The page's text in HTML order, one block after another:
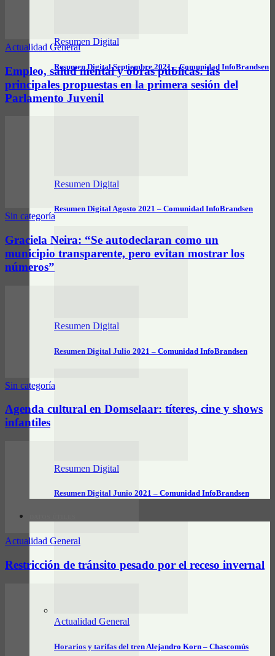
Resumen Digital
Resumen Digital Septiembre 2021 – Comunidad InfoBrandsen
Resumen Digital
Resumen Digital Agosto 2021 – Comunidad InfoBrandsen
Resumen Digital
Resumen Digital Julio 2021 – Comunidad InfoBrandsen
Resumen Digital
Resumen Digital Junio 2021 – Comunidad InfoBrandsen
Actualidad General
Horarios y tarifas del tren Alejandro Korn – Chascomús
Actualidad General
Empleo, salud mental y obras públicas: las
principales propuestas en la primera sesión del
Parlamento Juvenil
Sin categoría
Graciela Neira: “Se autodeclaran como un
municipio transparente, pero evitan mostrar los
números”
Sin categoría
Agenda cultural en Domselaar: títeres, cine y shows
infantiles
Actualidad General
Restricción de tránsito pesado por el receso invernal